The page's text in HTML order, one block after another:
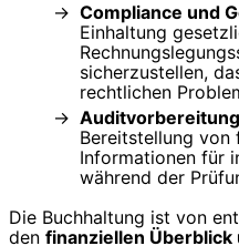
Compliance und
Einhaltung
sicherzustellen,
rechtlichen
Bereitstellung von
Informationen für
während der
Die Buchhaltung ist von
den finanziellen